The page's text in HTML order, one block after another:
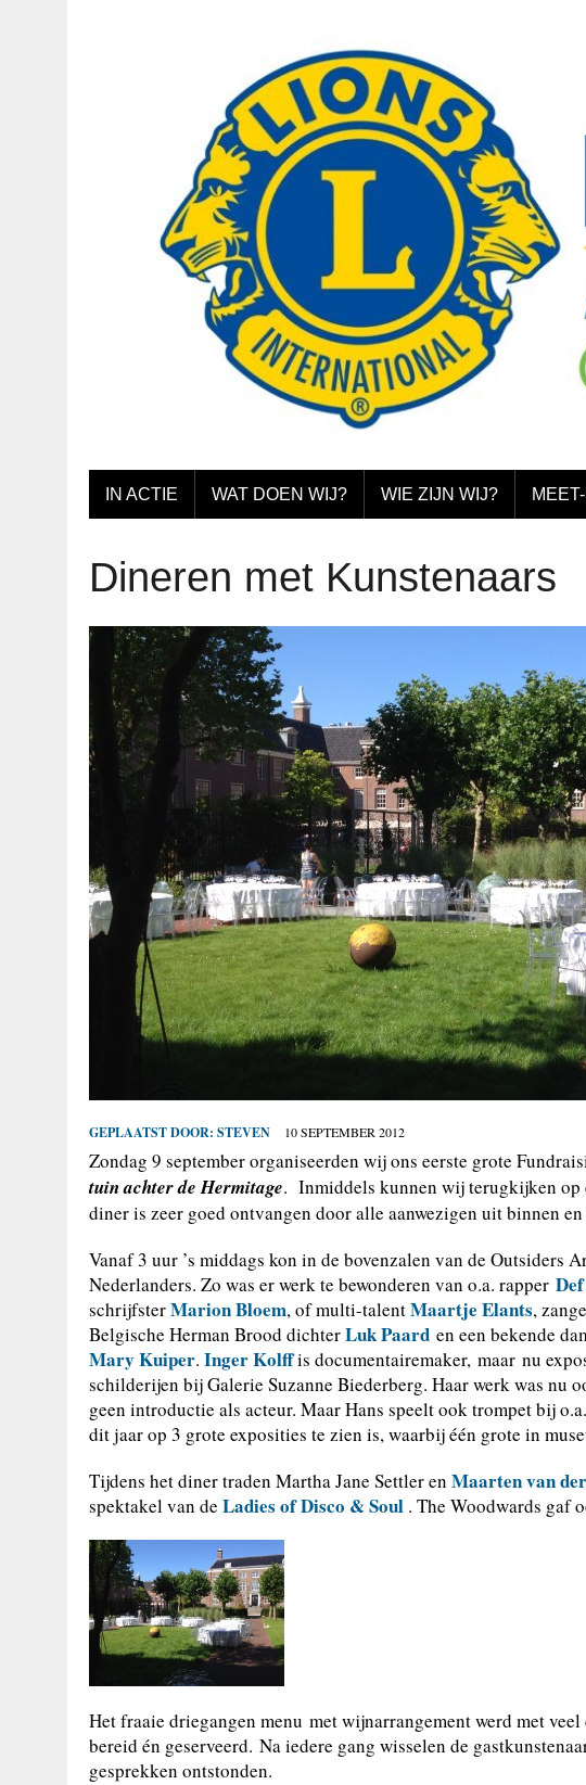
IN ACTIE WAT DOEN WIJ? WIE ZIJN WIJ?
Dineren met Kunstenaars
GEPLAATST DOOR: STEVEN 10 SEPTEMBER 2012
Zondag 9 september organiseerden wij ons eerste grote
tuin achter de Hermitage. Inmiddels kunnen wij terugkijken op
diner is zeer goed ontvangen door alle aanwezigen uit binnen
Vanaf 3 uur ’s middags kon in de bovenzalen van de Outsiders
Nederlanders. Zo was er werk te bewonderen van o.a. rapper
schrijfsterMarion Bloem, of multi-talentMaartje Elants,
Belgische Herman Brood dichterLuk Paard en een bekende
Mary Kuiper. Inger Kolffis documentairemaker, maar nu
schilderijen bij Galerie Suzanne Biederberg. Haar werk was nu
geen introductie als acteur. Maar Hans speelt ook trompet bij
dit jaar op 3 grote exposities te zien is, waarbij één grote in
Tijdens het diner traden Martha Jane Settler en Maarten van
spektakel van de Ladies of Disco & Soul . The Woodwards gaf
Het fraaie driegangen menu met wijnarrangement werd met
bereid én geserveerd. Na iedere gang wisselen de
gesprekken ontstonden.